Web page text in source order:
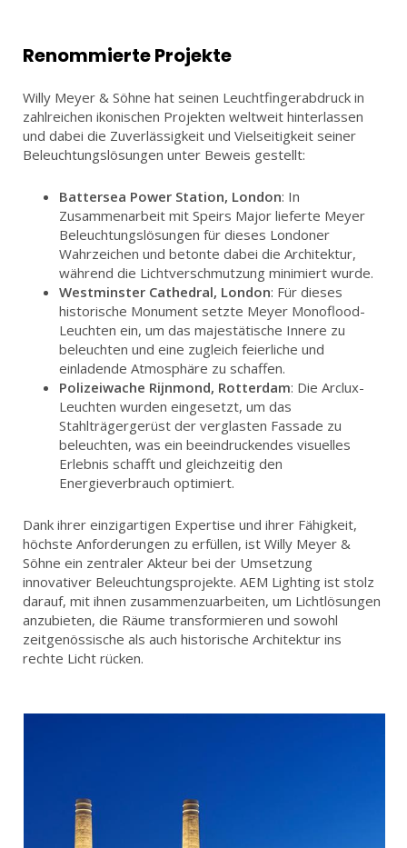
Renommierte Projekte
Willy Meyer & Söhne hat seinen Leuchtfingerabdruck in
zahlreichen ikonischen Projekten weltweit hinterlassen
und dabei die Zuverlässigkeit und Vielseitigkeit seiner
Beleuchtungslösungen unter Beweis gestellt:
Battersea Power Station, London: In
Zusammenarbeit mit Speirs Major lieferte Meyer
Beleuchtungslösungen für dieses Londoner
Wahrzeichen und betonte dabei die Architektur,
während die Lichtverschmutzung minimiert wurde.
Westminster Cathedral, London: Für dieses
historische Monument setzte Meyer Monoflood-
Leuchten ein, um das majestätische Innere zu
beleuchten und eine zugleich feierliche und
einladende Atmosphäre zu schaffen.
Polizeiwache Rijnmond, Rotterdam: Die Arclux-
Leuchten wurden eingesetzt, um das
Stahlträgergerüst der verglasten Fassade zu
beleuchten, was ein beeindruckendes visuelles
Erlebnis schafft und gleichzeitig den
Energieverbrauch optimiert.
Dank ihrer einzigartigen Expertise und ihrer Fähigkeit,
höchste Anforderungen zu erfüllen, ist Willy Meyer &
Söhne ein zentraler Akteur bei der Umsetzung
innovativer Beleuchtungsprojekte. AEM Lighting ist stolz
darauf, mit ihnen zusammenzuarbeiten, um Lichtlösungen
anzubieten, die Räume transformieren und sowohl
zeitgenössische als auch historische Architektur ins
rechte Licht rücken.